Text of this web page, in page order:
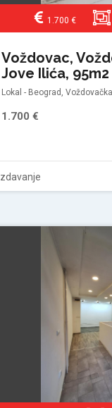
1.700 €
Voždovac,
Jove Ilića, 95m2
Lokal - Beograd,
1.700 €
Izdavanje